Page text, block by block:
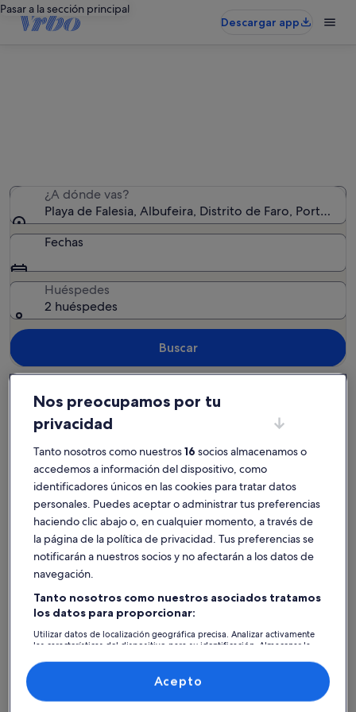
Pasar a la sección principal
Descargar app
¿A dónde vas?
Playa de Falesia, Albufeira, Distrito de Faro, Portugal
Fechas
Huéspedes
2 huéspedes
Buscar
Albufeira e Olhos de Água Casas en Playa de Falesia
Encuentra la casa perfecta en
Playa de Falesia
Más información sobre FALÉSIA BEACH HOUSE V3 200 M
Más
Nos preocupamos por tu
privacidad
Tanto nosotros como nuestros16 socios almacenamos o
accedemos a información del dispositivo, como
identificadores únicos en las cookies para tratar datos
personales. Puedes aceptar o administrar tus preferencias
haciendo clic abajo o, en cualquier momento, a través de
la página de la política de privacidad. Tus preferencias se
notificarán a nuestros socios y no afectarán a los datos de
navegación.
Tanto nosotros como nuestros asociados tratamos
los datos para proporcionar:
Utilizar datos de localización geográfica precisa. Analizar activamente
las características del dispositivo para su identificación. Almacenar la
contenido personalizados, medición de publicidad y contenido,
investigación de audiencia y desarrollo de servicios.
Acepto